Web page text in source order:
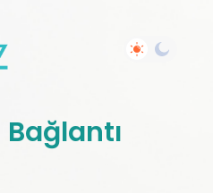
Bağlantı